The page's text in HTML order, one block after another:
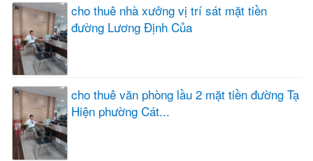
cho thuê nhà xưởng vị trí sát mặt tiền
đường Lương Định Của
cho thuê văn phòng lầu 2 mặt tiền đường Tạ
Hiện phường Cát...